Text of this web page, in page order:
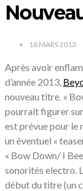
18 MARS 2013
Après avoir
d’année 2013,
nouveau titre. «
pourrait figurer
est prévue pour le
un éventuel «
« Bow Down/ I
sonorités electro.
début du titre (un